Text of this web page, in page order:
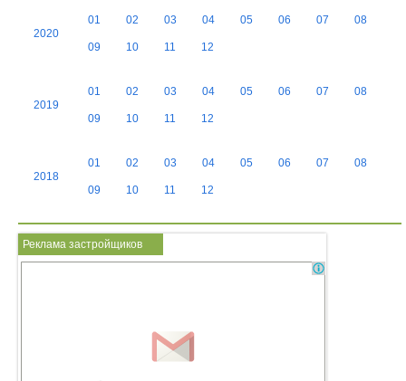
2020
01 02 03 04 05 06 07 08
09 10 11 12
2019
01 02 03 04 05 06 07 08
09 10 11 12
2018
01 02 03 04 05 06 07 08
09 10 11 12
Реклама застройщиков